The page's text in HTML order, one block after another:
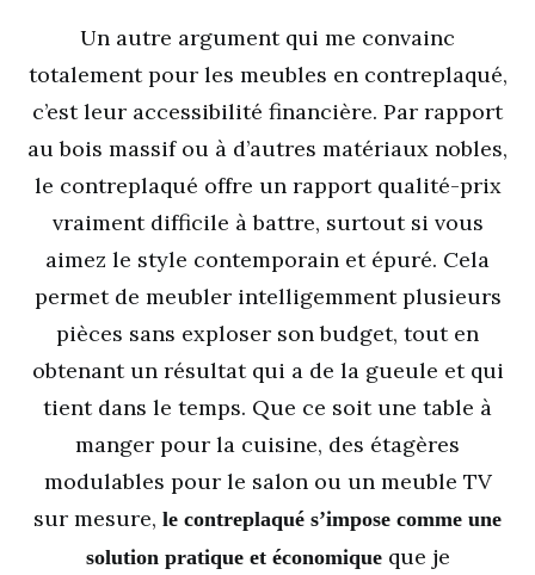
Un autre argument qui me convainc
totalement pour les meubles en contreplaqué,
c’est leur accessibilité financière. Par rapport
au bois massif ou à d’autres matériaux nobles,
le contreplaqué offre un rapport qualité-prix
vraiment difficile à battre, surtout si vous
aimez le style contemporain et épuré. Cela
permet de meubler intelligemment plusieurs
pièces sans exploser son budget, tout en
obtenant un résultat qui a de la gueule et qui
tient dans le temps. Que ce soit une table à
manger pour la cuisine, des étagères
modulables pour le salon ou un meuble TV
sur mesure, le contreplaqué s’impose comme une
solution pratique et économiqueque je